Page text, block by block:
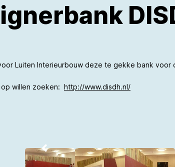
Luiten Interieurbouw deze te gekke bank voor
willen zoeken: http://www.disdh.nl/